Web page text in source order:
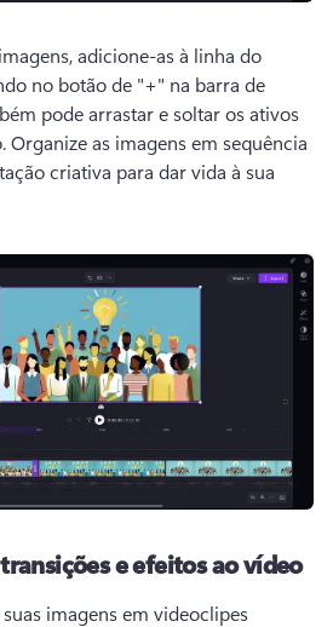
adicione-as à linha do
no botão de "+" na barra de
pode arrastar e soltar os ativos
Organize as imagens em sequência
criativa para dar vida à sua
e efeitos ao vídeo
imagens em videoclipes